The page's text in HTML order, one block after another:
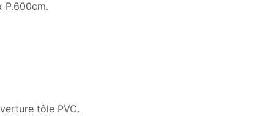
P.600cm.
tôle PVC.